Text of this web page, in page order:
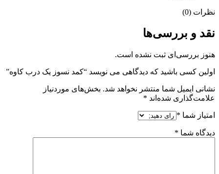
نظرات (0)
نقد و بررسی‌ها
هنوز بررسی‌ای ثبت نشده است.
اولین کسی باشید که دیدگاهی می نویسد “کمد نسوز یک درب کاوه”
نشانی ایمیل شما منتشر نخواهد شد. بخش‌های موردنیاز
علامت‌گذاری شده‌اند *
امتیاز شما *
دیدگاه شما *